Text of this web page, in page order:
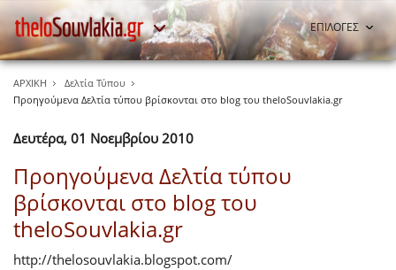
ΕΠΙΛΟΓΕΣ
ΑΡΧΙΚΗ
Δελτία Τύπου
Προηγούμενα Δελτία τύπου βρίσκονται στο blog του theloSouvlakia.gr
Δευτέρα, 01 Νοεμβρίου 2010
Προηγούμενα Δελτία τύπου
βρίσκονται στο blog του
theloSouvlakia.gr
http://thelosouvlakia.blogspot.com/